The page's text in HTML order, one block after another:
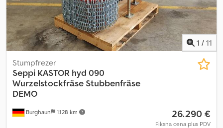
1 / 11
Burghaun 1.128 km
Stumpfrezer
Seppi KASTOR hyd 090
Wurzelstockfräse Stubbenfräse
DEMO
26.290 €
Fiksna cena plus PDV